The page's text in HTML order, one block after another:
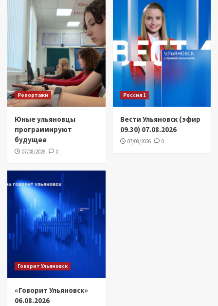
Репортажи
Юные ульяновцы
программируют
будущее
07/08/2026 0
Россия 1
Вести Ульяновск (эфир
09.30) 07.08.2026
07/08/2026 0
Говорит Ульяновск
«Говорит Ульяновск»
06.08.2026